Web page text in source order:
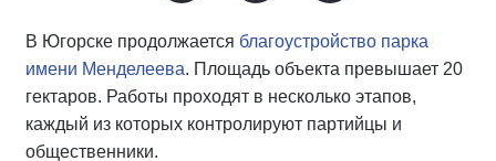
В Югорске продолжается благоустройство парка
имени Менделеева. Площадь объекта превышает 20
гектаров. Работы проходят в несколько этапов,
каждый из которых контролируют партийцы и
общественники.